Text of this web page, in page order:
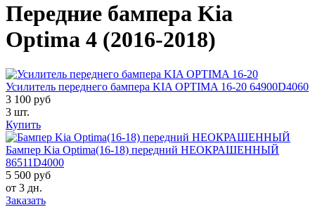
Передние бампера Kia
Optima 4 (2016-2018)
Усилитель переднего бампера KIA OPTIMA 16-20 64900D4060
3 100 руб
3 шт.
Купить
Бампер Kia Optima(16-18) передний НЕОКРАШЕННЫЙ
86511D4000
5 500 руб
от 3 дн.
Заказать